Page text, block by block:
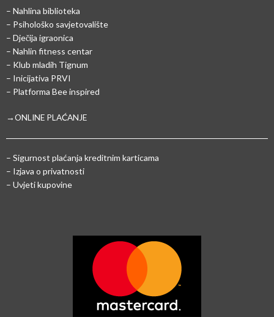
– Nahlina biblioteka
– Psihološko savjetovalište
– Dječija igraonica
– Nahlin fitness centar
– Klub mladih Tignum
– Inicijativa PRVI
– Platforma Bee inspired
→ONLINE PLAĆANJE
– Sigurnost plaćanja kreditnim karticama
– Izjava o privatnosti
– Uvjeti kupovine